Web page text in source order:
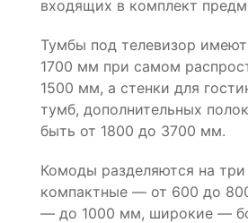
входящих в комплект
Тумбы под телевизор
1700 мм при самом
1500 мм, а стенки для
тумб, дополнительных
быть от 1800 до 3700 мм.
Комоды разделяются на три
компактные — от 600 до
— до 1000 мм, широкие —